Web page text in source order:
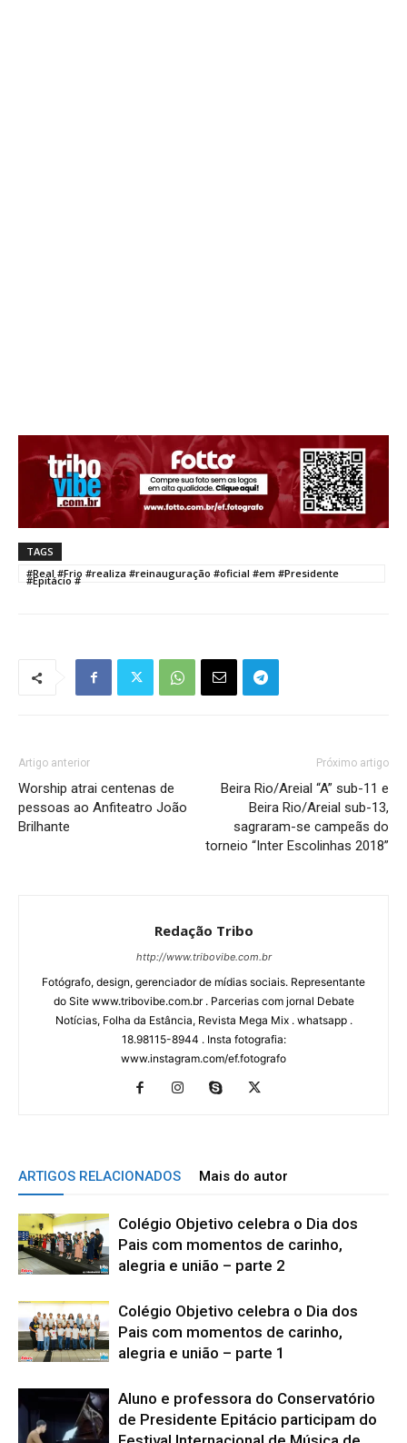
TAGS
#Real #Frio #realiza #reinauguração #oficial #em #Presidente
#Epitácio #
Artigo anterior
Worship atrai centenas de
pessoas ao Anfiteatro João
Brilhante
Próximo artigo
Beira Rio/Areial “A” sub-11 e
Beira Rio/Areial sub-13,
sagraram-se campeãs do
torneio “Inter Escolinhas 2018”
Redação Tribo
http://www.tribovibe.com.br
Fotógrafo, design, gerenciador de mídias sociais. Representante
do Site www.tribovibe.com.br . Parcerias com jornal Debate
Notícias, Folha da Estância, Revista Mega Mix . whatsapp .
18.98115-8944 . Insta fotografia:
www.instagram.com/ef.fotografo
ARTIGOS RELACIONADOS Mais do autor
Colégio Objetivo celebra o Dia dos
Pais com momentos de carinho,
alegria e união – parte 2
Colégio Objetivo celebra o Dia dos
Pais com momentos de carinho,
alegria e união – parte 1
Aluno e professora do Conservatório
de Presidente Epitácio participam do